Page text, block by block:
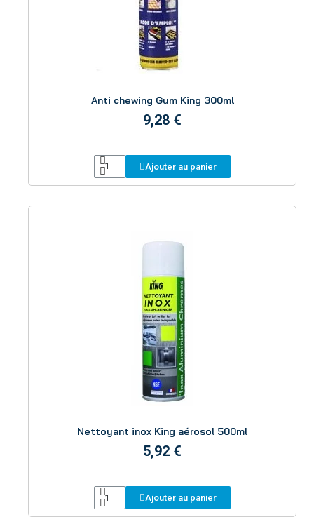
Anti chewing Gum King 300ml
9,28 €
Ajouter au panier
Nettoyant inox King aérosol 500ml
5,92 €
Ajouter au panier